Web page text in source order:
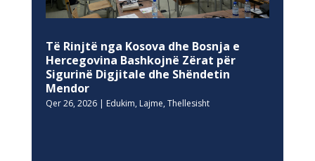
Të Rinjtë nga Kosova dhe Bosnja e
Hercegovina Bashkojnë Zërat për
Sigurinë Digjitale dhe Shëndetin
Mendor
Qer 26, 2026| Edukim, Lajme, Thellesisht